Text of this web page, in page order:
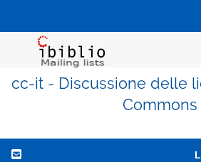
cc-it - Discussione delle
Commons